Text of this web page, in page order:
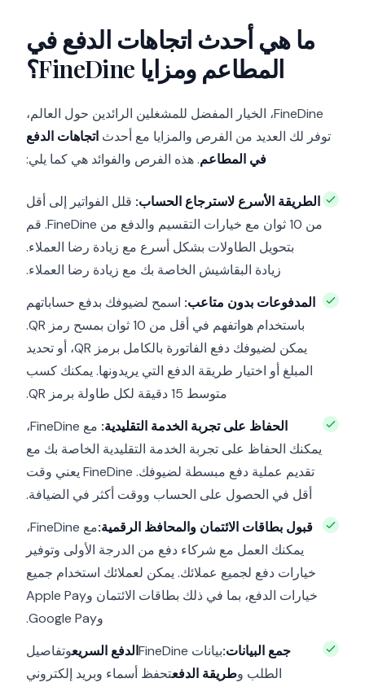
ما هي أحدث اتجاهات الدفع في
المطاعم ومزايا FineDine؟
FineDine، الخيار المفضل للمشغلين الرائدين حول العالم،
توفر لك العديد من الفرص والمزايا مع أحدث اتجاهات الدفع
في المطاعم. هذه الفرص والفوائد هي كما يلي:
الطريقة الأسرع لاسترجاع الحساب: قلل الفواتير إلى أقل
من 10 ثوان مع خيارات التقسيم والدفع من FineDine. قم
بتحويل الطاولات بشكل أسرع مع زيادة رضا العملاء.
زيادة البقاشيش الخاصة بك مع زيادة رضا العملاء.
المدفوعات بدون متاعب: اسمح لضيوفك بدفع حساباتهم
باستخدام هواتفهم في أقل من 10 ثوان بمسح رمز QR.
يمكن لضيوفك دفع الفاتورة بالكامل برمز QR، أو تحديد
المبلغ أو اختيار طريقة الدفع التي يريدونها. يمكنك كسب
متوسط 15 دقيقة لكل طاولة برمز QR.
الحفاظ على تجربة الخدمة التقليدية:
مع FineDine،
يمكنك الحفاظ على تجربة الخدمة التقليدية الخاصة بك مع
تقديم عملية دفع مبسطة لضيوفك. FineDine يعني وقت
أقل في الحصول على الحساب ووقت أكثر في الضيافة.
قبول بطاقات الائتمان والمحافظ الرقمية:
مع FineDine،
يمكنك العمل مع شركاء دفع من الدرجة الأولى وتوفير
خيارات دفع لجميع عملائك. يمكن لعملائك استخدام جميع
خيارات الدفع، بما في ذلك بطاقات الائتمان وApple Pay
وGoogle Pay.
جمع البيانات:بيانات FineDine الدفع السريعوتفاصيل
الطلب وطريقة الدفعتحفظ أسماء وبريد إلكتروني